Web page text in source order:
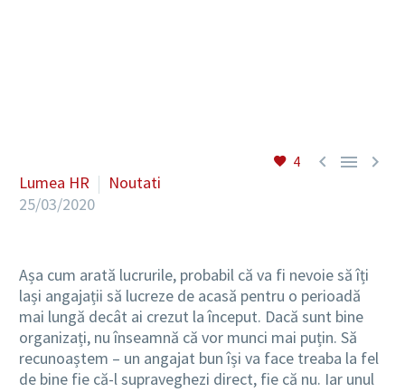
4   
Lumea HR
Noutati
25/03/2020
Așa cum arată lucrurile, probabil că va fi nevoie să îți
lași angajații să lucreze de acasă pentru o perioadă
mai lungă decât ai crezut la început. Dacă sunt bine
organizați, nu înseamnă că vor munci mai puțin. Să
recunoaștem – un angajat bun își va face treaba la fel
de bine fie că-l supraveghezi direct, fie că nu. Iar unul